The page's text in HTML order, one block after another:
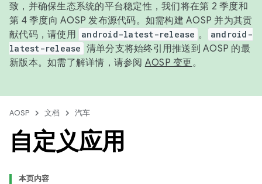
致，并确保生态系统的平台稳定性，我们将在第 2 季度和
第 4 季度向 AOSP 发布源代码。如需构建 AOSP 并为其贡
献代码，请使用 android-latest-release 。
android-
latest-release 清单分支将始终引用推送到 AOSP 的最
新版本。如需了解详情，请参阅 AOSP 变更。
AOSP 文档 汽车
自定义应用
本页内容